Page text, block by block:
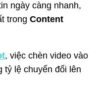
ngày càng nhanh,
trong Content
, việc chèn video vào
tỷ lệ chuyển đổi lên